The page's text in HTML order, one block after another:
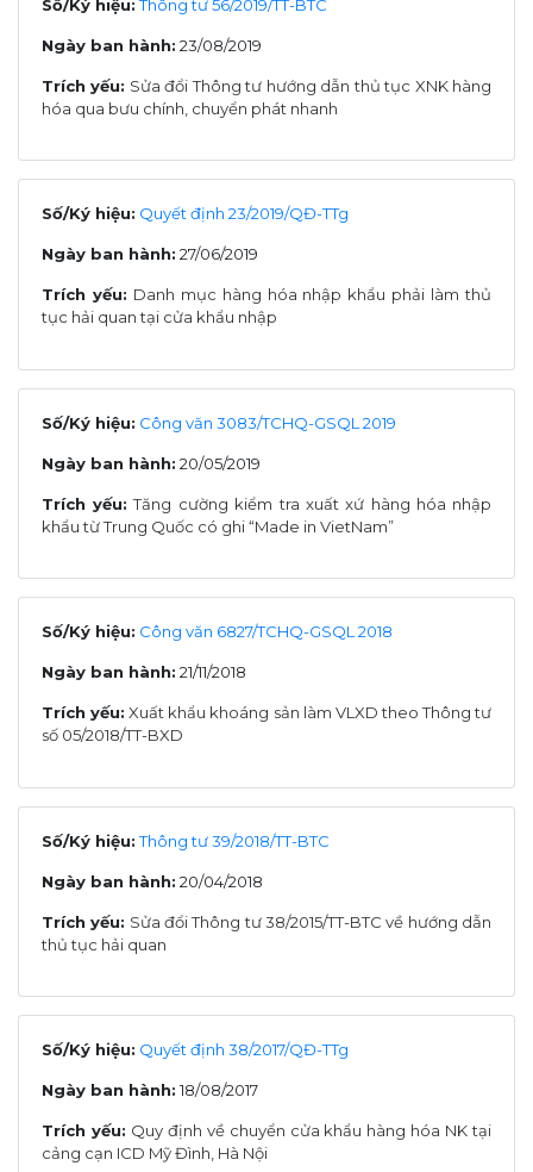
Số/Ký hiệu: Thông tư 56/2019/TT-BTC
Ngày ban hành: 23/08/2019
Trích yếu: Sửa đổi Thông tư hướng dẫn thủ tục XNK hàng
hóa qua bưu chính, chuyển phát nhanh
Số/Ký hiệu: Quyết định 23/2019/QĐ-TTg
Ngày ban hành: 27/06/2019
Trích yếu: Danh mục hàng hóa nhập khẩu phải làm thủ
tục hải quan tại cửa khẩu nhập
Số/Ký hiệu: Công văn 3083/TCHQ-GSQL 2019
Ngày ban hành: 20/05/2019
Trích yếu: Tăng cường kiểm tra xuất xứ hàng hóa nhập
khẩu từ Trung Quốc có ghi “Made in VietNam”
Số/Ký hiệu: Công văn 6827/TCHQ-GSQL 2018
Ngày ban hành: 21/11/2018
Trích yếu: Xuất khẩu khoáng sản làm VLXD theo Thông tư
số 05/2018/TT-BXD
Số/Ký hiệu: Thông tư 39/2018/TT-BTC
Ngày ban hành: 20/04/2018
Trích yếu: Sửa đổi Thông tư 38/2015/TT-BTC về hướng dẫn
thủ tục hải quan
Số/Ký hiệu: Quyết định 38/2017/QĐ-TTg
Ngày ban hành: 18/08/2017
Trích yếu: Quy định về chuyển cửa khẩu hàng hóa NK tại
cảng cạn ICD Mỹ Đình, Hà Nội